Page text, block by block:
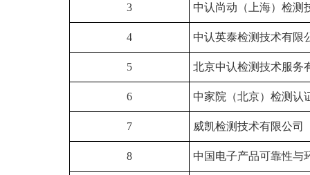
3 中认尚动（上海）检测
4 中认英泰检测技术有限
5 北京中认检测技术服务
6 中家院（北京）检测认
7 威凯检测技术有限公司
8 中国电子产品可靠性与